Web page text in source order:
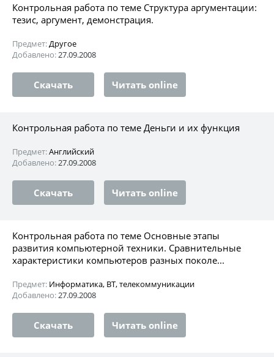
Контрольная работа по теме Структура аргументации:
тезис, аргумент, демонстрация.
Предмет:Другое
Добавлено:27.09.2008
Скачать Читать online
Контрольная работа по теме Деньги и их функция
Предмет:Английский
Добавлено:27.09.2008
Скачать Читать online
Контрольная работа по теме Основные этапы
развития компьютерной техники. Сравнительные
характеристики компьютеров разных поколе...
Предмет: Информатика, ВТ, телекоммуникации
Добавлено:27.09.2008
Скачать Читать online